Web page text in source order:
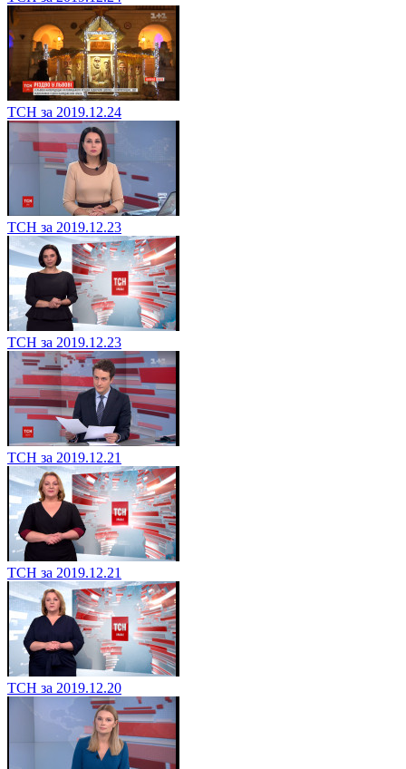
ТСН за 2019.12.24
ТСН за 2019.12.23
ТСН за 2019.12.23
ТСН за 2019.12.21
ТСН за 2019.12.21
ТСН за 2019.12.20